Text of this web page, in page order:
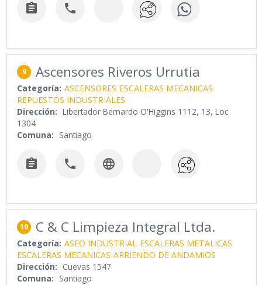
 
9 Ascensores Riveros Urrutia
Categoría: ASCENSORES ESCALERAS MECANICAS
REPUESTOS INDUSTRIALES
Dirección: Libertador Bernardo O'Higgins 1112, 13, Loc.
1304
Comuna: Santiago
  
10 C & C Limpieza Integral Ltda.
Categoría: ASEO INDUSTRIAL ESCALERAS METALICAS
ESCALERAS MECANICAS ARRIENDO DE ANDAMIOS
Dirección: Cuevas 1547
Comuna: Santiago